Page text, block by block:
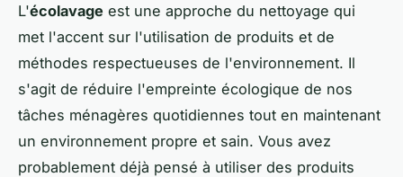
L'écolavage est une approche du nettoyage qui
met l'accent sur l'utilisation de produits et de
méthodes respectueuses de l'environnement. Il
s'agit de réduire l'empreinte écologique de nos
tâches ménagères quotidiennes tout en maintenant
un environnement propre et sain. Vous avez
probablement déjà pensé à utiliser des produits